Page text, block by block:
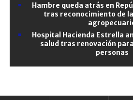
Hambre queda atrás en
tras reconocimiento de
Hospital Hacienda Estrella
salud tras renovación
personas